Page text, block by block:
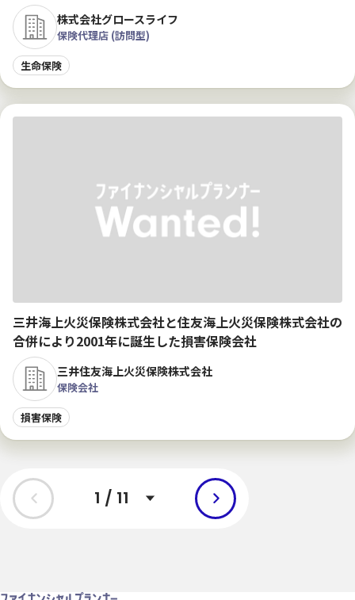
株式会社グロースライフ
保険代理店 (訪問型)
生命保険
三井海上火災保険株式会社と住友海上火災保険株式会社の
合併により2001年に誕生した損害保険会社
三井住友海上火災保険株式会社
保険会社
損害保険